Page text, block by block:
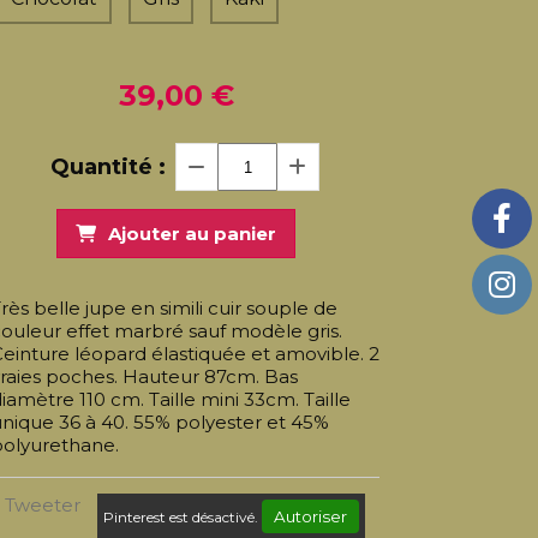
39,00 €
Quantité :
Ajouter au panier
belle jupe en simili cuir souple de
effet marbré sauf modèle gris.
léopard élastiquée et amovible. 2
poches. Hauteur 87cm. Bas
110 cm. Taille mini 33cm. Taille
36 à 40. 55% polyester et 45%
Tweeter
Pinterest est désactivé. Autoriser